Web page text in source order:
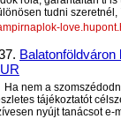
tudni
Ha nem a
tájékoztatót
nyújt tanácsot e-